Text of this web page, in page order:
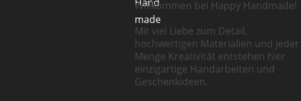
Willkommen bei Happy Handmade!
Mit viel Liebe zum Detail,
hochwertigen Materialien und jeder
Menge Kreativität entstehen hier
einzigartige Handarbeiten und
Geschenkideen.